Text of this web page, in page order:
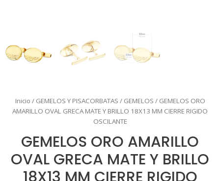
Inicio / GEMELOS Y PISACORBATAS / GEMELOS / GEMELOS ORO
AMARILLO OVAL GRECA MATE Y BRILLO 18X13 MM CIERRE RIGIDO
OSCILANTE
GEMELOS ORO AMARILLO
OVAL GRECA MATE Y BRILLO